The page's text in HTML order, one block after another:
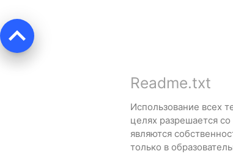
keyboard_arrow_up
Readme.txt
Использование всех
целях разрешается
являются
только в